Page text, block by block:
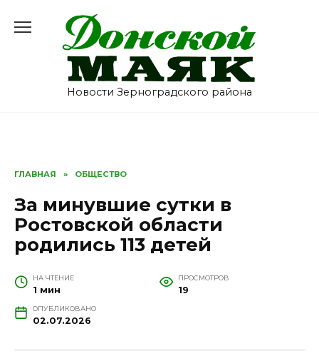
содержанию
Новости Зерноградского района
ГЛАВНАЯ » ОБЩЕСТВО
За минувшие сутки в
Ростовской области
родились 113 детей
НА ЧТЕНИЕ
1 мин
ПРОСМОТРОВ
19
ОПУБЛИКОВАНО
02.07.2026